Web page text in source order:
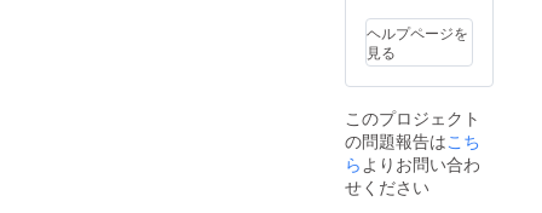
エリー
クロ
ス） ※
在庫に
ザイン
が変わ
る場合
がござ
いま
す。 ・
送料と
消費税
込みで
2020年
9月上旬
より順
次発送
予定で
ヘルプページを
見る
このプロジェクト
の問題報告はこち
ら よりお問い合わ
せください